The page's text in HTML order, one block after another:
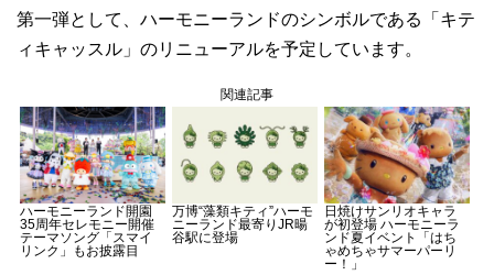
第一弾として、ハーモニーランドのシンボルである「キテ
ィキャッスル」のリニューアルを予定しています。
関連記事
ハーモニーランド開園
35周年セレモニー開催
テーマソング「スマイ
リンク」もお披露目
万博“藻類キティ”ハーモ
ニーランド最寄りJR暘
谷駅に登場
日焼けサンリオキャラ
が初登場 ハーモニーラ
ンド夏イベント「はち
ゃめちゃサマーパーリ
ー！」